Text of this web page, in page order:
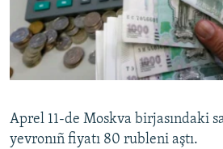
FİKİR
Русский
Українською
QOŞULIÑIZ!
Aprel 11-de Moskva birjasındaki
yevronıñ fiyatı 80 rubleni aştı.